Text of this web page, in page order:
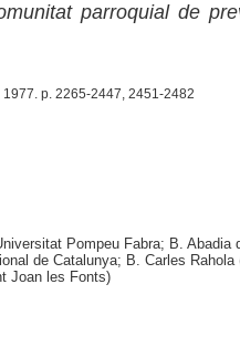
parroquial de
1977. p. 2265-2447, 2451-2482
Pompeu Fabra; B. Abadia
de Catalunya; B. Carles Rahola
Joan les Fonts)